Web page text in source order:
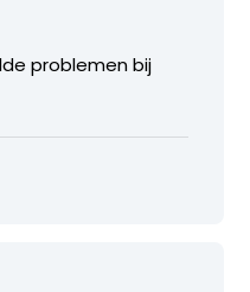
problemen bij